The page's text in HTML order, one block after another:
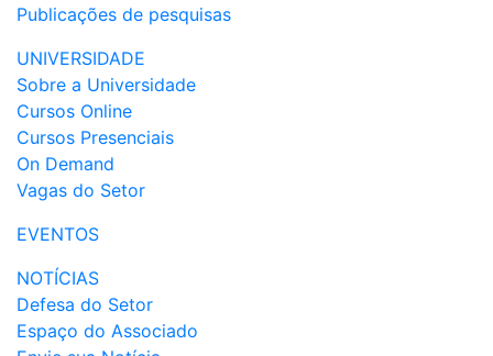
Publicações de pesquisas
UNIVERSIDADE
Sobre a Universidade
Cursos Online
Cursos Presenciais
On Demand
Vagas do Setor
EVENTOS
NOTÍCIAS
Defesa do Setor
Espaço do Associado